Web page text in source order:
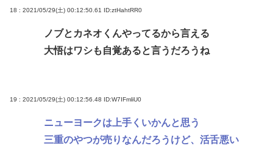
18 : 2021/05/29(土) 00:12:50.61 ID:ztHahtRR0
ノブとカネオくんやってるから言える
大悟はワシも自覚あると言うだろうね
19 : 2021/05/29(土) 00:12:56.48 ID:W7IFmliU0
ニューヨークは上手くいかんと思う
三重のやつが売りなんだろうけど、活舌悪い